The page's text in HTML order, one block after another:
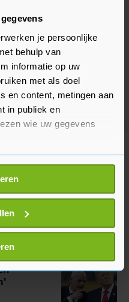
je persoonlijke
behulp van
informatie op uw
met als doel
en content, metingen aan
in publiek en
wie uw gegevens
graag:
uw geografische
nauwkeurig kan zijn
door het actief te
(fingerprinting)
gegevens worden
in het
moment wijzigen of